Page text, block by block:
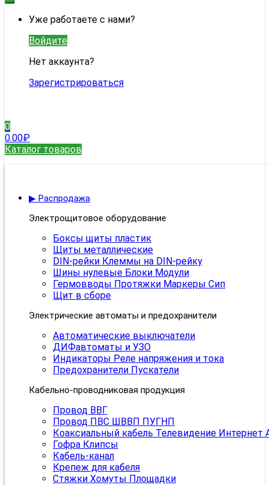
Уже работаете с нами?
Войдите
Нет аккаунта?
Зарегистрироваться
0
0.00₽
Каталог товаров
▶ Распродажа
Электрощитовое оборудование
Боксы щиты пластик
Щиты металлические
DIN-рейки Клеммы на DIN-рейку
Шины нулевые Блоки Модули
Гермовводы Протяжки Маркеры Сип
Щит в сборе
Электрические автоматы и предохранители
Автоматические выключатели
ДИФавтоматы и УЗО
Индикаторы Реле напряжения и тока
Предохранители Пускатели
Кабельно-проводниковая продукция
Провод ВВГ
Провод ПВС ШВВП ПУГНП
Коаксиальный кабель Телевидение Интернет
Гофра Клипсы
Кабель-канал
Крепеж для кабеля
Стяжки Хомуты Площадки